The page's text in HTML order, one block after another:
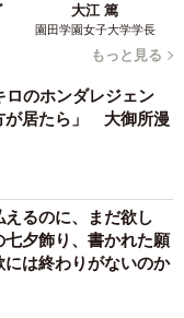
大江 篤
園田学園女子大学学長
もっと見る
ロのホンダレジェン
が居たら」 大御所漫
えるのに、まだ欲し
夕飾り、書かれた願
は終わりがないのか